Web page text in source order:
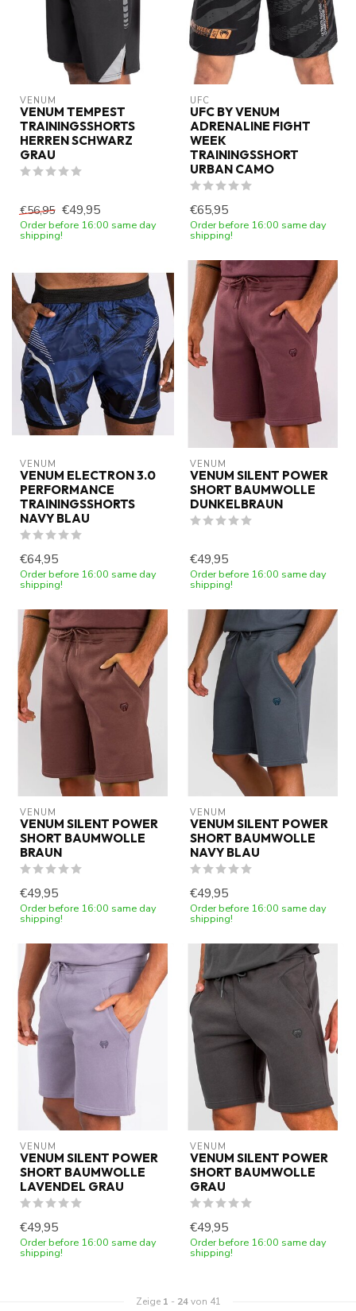
VENUM
VENUM TEMPEST
TRAININGSSHORTS
HERREN SCHWARZ
GRAU
€56,95 €49,95
Order before 16:00 same day
shipping!
UFC
UFC BY VENUM
ADRENALINE FIGHT
WEEK
TRAININGSSHORT
URBAN CAMO
€65,95
Order before 16:00 same day
shipping!
VENUM
VENUM ELECTRON 3.0
PERFORMANCE
TRAININGSSHORTS
NAVY BLAU
€64,95
Order before 16:00 same day
shipping!
VENUM
VENUM SILENT POWER
SHORT BAUMWOLLE
DUNKELBRAUN
€49,95
Order before 16:00 same day
shipping!
VENUM
VENUM SILENT POWER
SHORT BAUMWOLLE
BRAUN
€49,95
Order before 16:00 same day
shipping!
VENUM
VENUM SILENT POWER
SHORT BAUMWOLLE
NAVY BLAU
€49,95
Order before 16:00 same day
shipping!
VENUM
VENUM SILENT POWER
SHORT BAUMWOLLE
LAVENDEL GRAU
€49,95
Order before 16:00 same day
shipping!
VENUM
VENUM SILENT POWER
SHORT BAUMWOLLE
GRAU
€49,95
Order before 16:00 same day
shipping!
Zeige 1 - 24von 41